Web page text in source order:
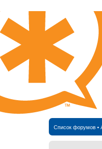
Список форумов•